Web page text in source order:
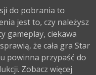
do pobrania to
jest to, czy należysz
gameplay, ciekawa
że cała gra Star
powinna przypaść do
Zobacz więcej